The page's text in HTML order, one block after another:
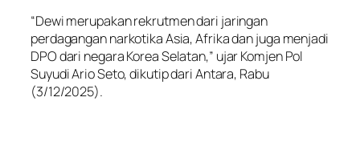
“Dewi merupakan rekrutmen dari jaringan
perdagangan narkotika Asia, Afrika dan juga menjadi
DPO dari negara Korea Selatan,” ujar Komjen Pol
Suyudi Ario Seto, dikutip dari Antara, Rabu
(3/12/2025).